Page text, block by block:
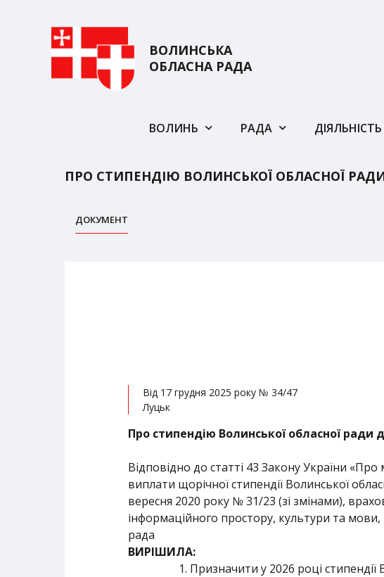
ВОЛИНСЬКА
ОБЛАСНА РАДА
ВОЛИНЬ РАДА ДІЯЛЬНІСТЬ
ПРО СТИПЕНДІЮ ВОЛИНСЬКОЇ ОБЛАСНОЇ
ДОКУМЕНТ
Від 17 грудня 2025 року № 34/47
Луцьк
Про стипендію Волинської обласної
Відповідно до статті 43 Закону України
виплати щорічної стипендії Волинської
вересня 2020 року № 31/23 (зі змінами),
інформаційного простору, культури та
рада
ВИРІШИЛА:
Призначити у 2026 році